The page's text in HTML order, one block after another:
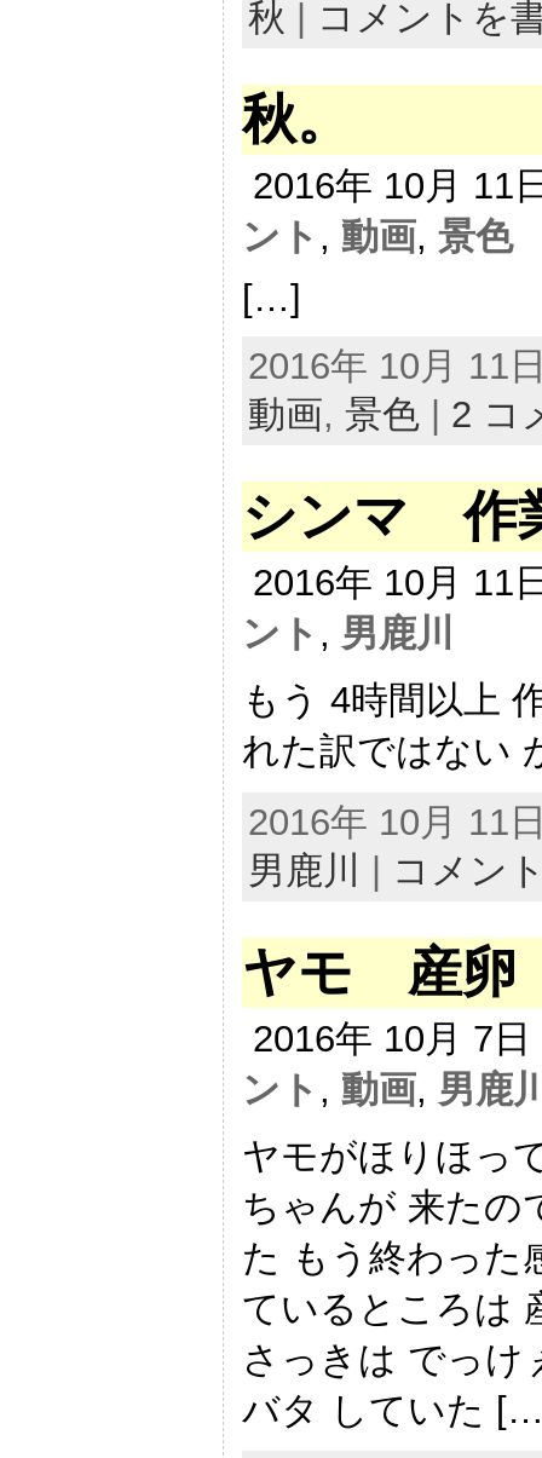
秋 | コメントを
秋。
2016年 10月 11
ント , 動画, 景色
[…]
2016年 10月 11
動画, 景色 2 コ
シンマ 作
2016年 10月 11
ント , 男鹿川
もう 4時間以上
れた訳ではない
2016年 10月 11
男鹿川
コメン
ヤモ 産卵
2016年 10月 7
ント , 動画, 男鹿
ヤモがほりほっ
ちゃんが 来たの
た もう終わった
ているところは
さっきは でっけ
バタ していた